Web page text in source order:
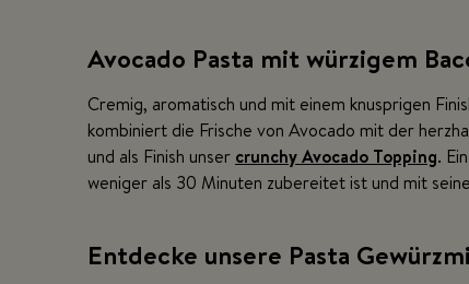
Avocado Pasta mit würzigem
Cremig, aromatisch und mit einem knusprigen
kombiniert die Frische von Avocado mit der
und als Finish unser crunchy Avocado Topping.
weniger als 30 Minuten zubereitet ist und mit
Entdecke unsere Pasta